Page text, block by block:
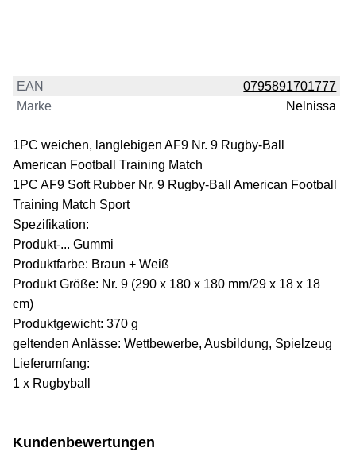
EAN
0795891701777
Marke
Nelnissa
1PC weichen, langlebigen AF9 Nr. 9 Rugby-Ball
American Football Training Match
1PC AF9 Soft Rubber Nr. 9 Rugby-Ball American Football
Training Match Sport
Spezifikation:
Produkt-... Gummi
Produktfarbe: Braun + Weiß
Produkt Größe: Nr. 9 (290 x 180 x 180 mm/29 x 18 x 18
cm)
Produktgewicht: 370 g
geltenden Anlässe: Wettbewerbe, Ausbildung, Spielzeug
Lieferumfang:
1 x Rugbyball
Kundenbewertungen